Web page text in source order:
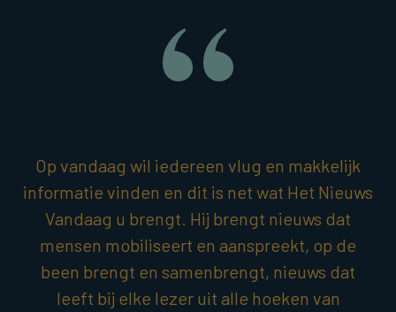
Op vandaag wil iedereen vlug en makkelijk
informatie vinden en dit is net wat Het Nieuws
Vandaag u brengt. Hij brengt nieuws dat
mensen mobiliseert en aanspreekt, op de
been brengt en samenbrengt, nieuws dat
leeft bij elke lezer uit alle hoeken van